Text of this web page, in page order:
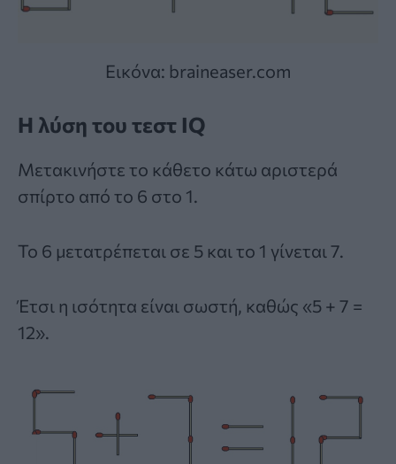
Εικόνα: braineaser.com
Η λύση του τεστ IQ
Μετακινήστε το κάθετο κάτω αριστερά
σπίρτο από το 6 στο 1.
Το 6 μετατρέπεται σε 5 και το 1 γίνεται 7.
Έτσι η ισότητα είναι σωστή, καθώς «5 + 7 =
12».